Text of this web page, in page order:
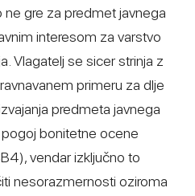
gre za predmet javnega
interesom za varstvo
Vlagatelj se sicer strinja z
primeru za dlje
predmeta javnega
bonitetne ocene
vendar izključno to
nesorazmernosti oziroma